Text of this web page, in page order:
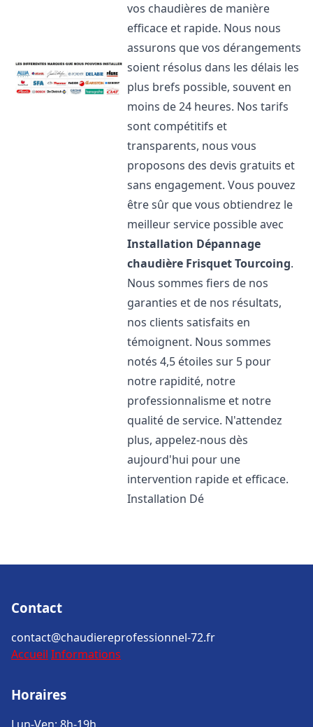
vos chaudières de manière
efficace et rapide. Nous nous
assurons que vos dérangements
soient résolus dans les délais les
plus brefs possible, souvent en
moins de 24 heures. Nos tarifs
sont compétitifs et
transparents, nous vous
proposons des devis gratuits et
sans engagement. Vous pouvez
être sûr que vous obtiendrez le
meilleur service possible avec
Installation Dépannage
chaudière FrisquetTourcoing.
Nous sommes fiers de nos
garanties et de nos résultats,
nos clients satisfaits en
témoignent. Nous sommes
notés 4,5 étoiles sur 5 pour
notre rapidité, notre
professionnalisme et notre
qualité de service. N'attendez
plus, appelez-nous dès
aujourd'hui pour une
intervention rapide et efficace.
Installation Dé
Contact
contact@chaudiereprofessionnel-72.fr
Accueil Informations
Horaires